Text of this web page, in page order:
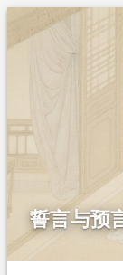
2.正文
违背誓
2.1.1.
誓言与预